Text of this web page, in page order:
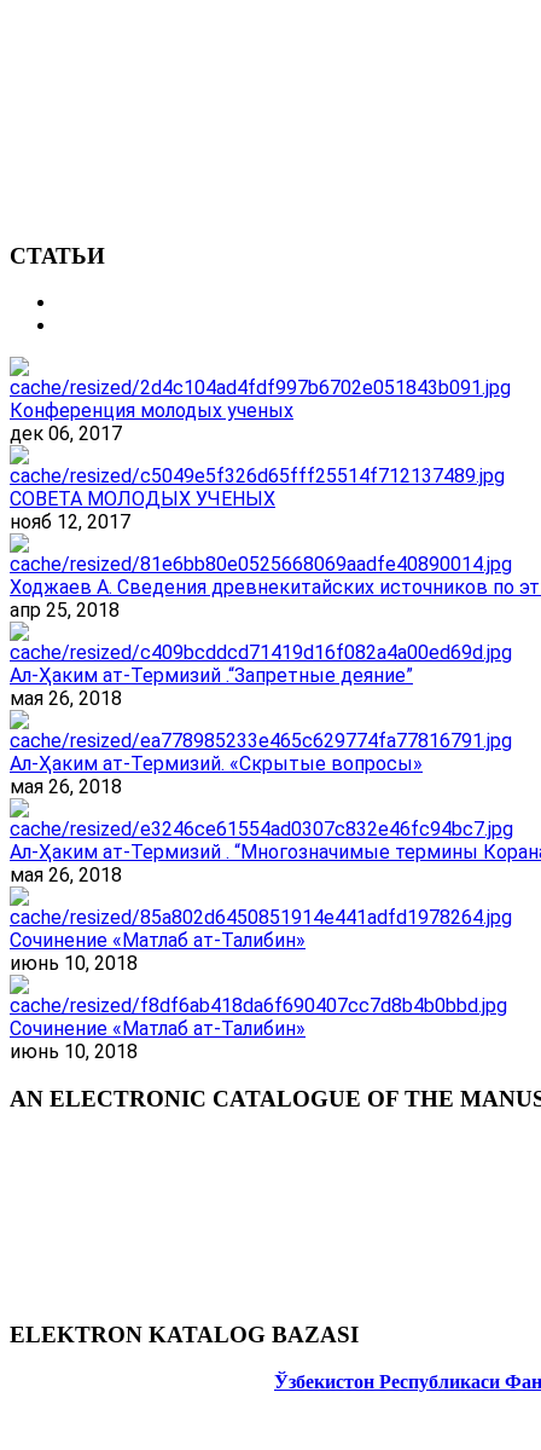
СТАТЬИ
Конференция молодых ученых
дек 06, 2017
СОВЕТА МОЛОДЫХ УЧЕНЫХ
нояб 12, 2017
Ходжаев А. Сведения древнекитайских источников по
апр 25, 2018
Ал-Ҳаким ат-Термизий .“Запретные деяние”
мая 26, 2018
Ал-Ҳаким ат-Термизий. «Скрытые вопросы»
мая 26, 2018
Ал-Ҳаким ат-Термизий . “Многозначимые термины
мая 26, 2018
Сочинение «Матлаб ат-Талибин»
июнь 10, 2018
Сочинение «Матлаб ат-Талибин»
июнь 10, 2018
AN ELECTRONIC CATALOGUE OF THE
ELEKTRON KATALOG BAZASI
Ўзбекистон Республикаси